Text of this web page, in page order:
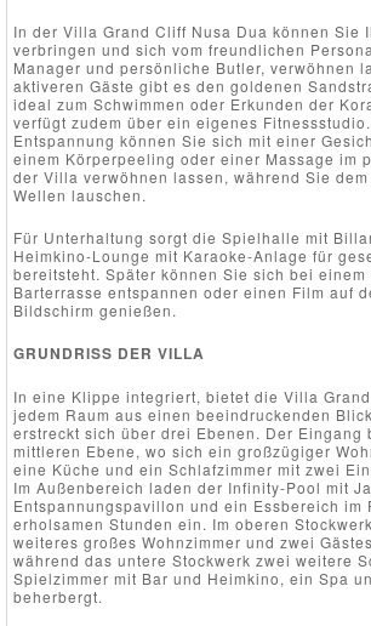
In der Villa Grand Cliff Nusa Dua können Sie
verbringen und sich vom freundlichen
Manager und persönliche Butler, verwöhnen
aktiveren Gäste gibt es den goldenen
ideal zum Schwimmen oder Erkunden der
verfügt zudem über ein eigenes
Entspannung können Sie sich mit einer
einem Körperpeeling oder einer Massage im
der Villa verwöhnen lassen, während Sie
Wellen lauschen.
Für Unterhaltung sorgt die Spielhalle mit
Heimkino-Lounge mit Karaoke-Anlage für
bereitsteht. Später können Sie sich bei
Barterrasse entspannen oder einen Film auf
Bildschirm genießen.
GRUNDRISS DER VILLA
In eine Klippe integriert, bietet die Villa
jedem Raum aus einen beeindruckenden
erstreckt sich über drei Ebenen. Der Eingang
mittleren Ebene, wo sich ein großzügiger
eine Küche und ein Schlafzimmer mit zwei
Im Außenbereich laden der Infinity-Pool mit
Entspannungspavillon und ein Essbereich im
erholsamen Stunden ein. Im oberen
weiteres großes Wohnzimmer und zwei
während das untere Stockwerk zwei weitere
Spielzimmer mit Bar und Heimkino, ein Spa
beherbergt.